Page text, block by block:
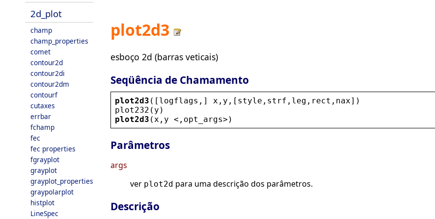
2d_plot
champ
champ_properties
comet
contour2d
contour2di
contour2dm
contourf
cutaxes
errbar
fchamp
fec
fec properties
fgrayplot
grayplot
grayplot_properties
graypolarplot
histplot
LineSpec
plot2d3
esboço 2d (barras veticais)
Seqüência de Chamamento
plot2d3 ([ logflags ,] x , y ,[ style , strf , leg , rect , nax])
plot232 ( y )
plot2d3 ( x , y < , opt_args> )
Parâmetros
args
ver plot2d para uma descrição dos parâmetros.
Descrição